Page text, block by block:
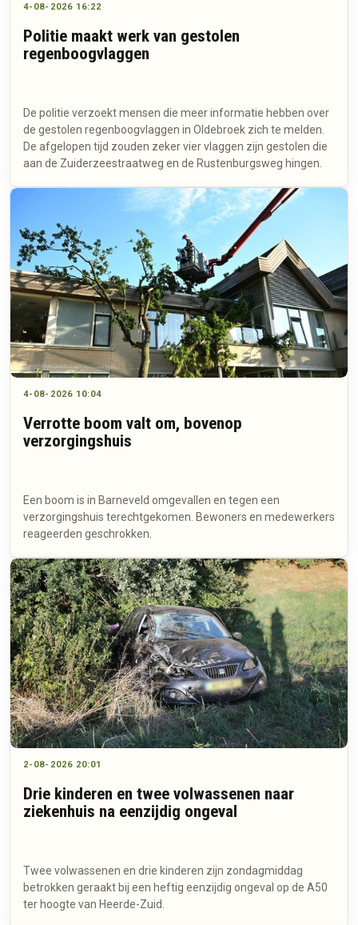
4-08-2026 16:22
Politie maakt werk van gestolen
regenboogvlaggen
De politie verzoekt mensen die meer informatie hebben over
de gestolen regenboogvlaggen in Oldebroek zich te melden.
De afgelopen tijd zouden zeker vier vlaggen zijn gestolen die
aan de Zuiderzeestraatweg en de Rustenburgsweg hingen.
4-08-2026 10:04
Verrotte boom valt om, bovenop
verzorgingshuis
Een boom is in Barneveld omgevallen en tegen een
verzorgingshuis terechtgekomen. Bewoners en medewerkers
reageerden geschrokken.
2-08-2026 20:01
Drie kinderen en twee volwassenen naar
ziekenhuis na eenzijdig ongeval
Twee volwassenen en drie kinderen zijn zondagmiddag
betrokken geraakt bij een heftig eenzijdig ongeval op de A50
ter hoogte van Heerde-Zuid.